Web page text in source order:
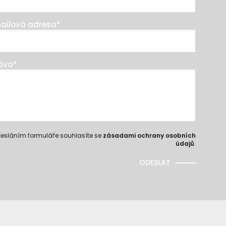
adresa*
*
formuláře souhlasíte se zásadami ochrany osobních
údajů.
ODESLAT